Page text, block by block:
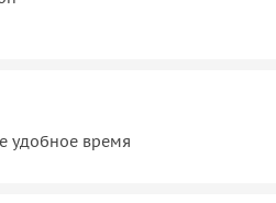
в App Store и Google
доступен аудиогид.
удобное время